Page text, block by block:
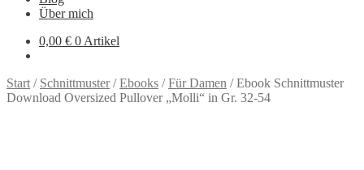
Über mich
0,00 € 0 Artikel
Start / Schnittmuster/Ebooks /Für Damen /Ebook Schnittmuster
Download Oversized Pullover „Molli“ in Gr. 32-54